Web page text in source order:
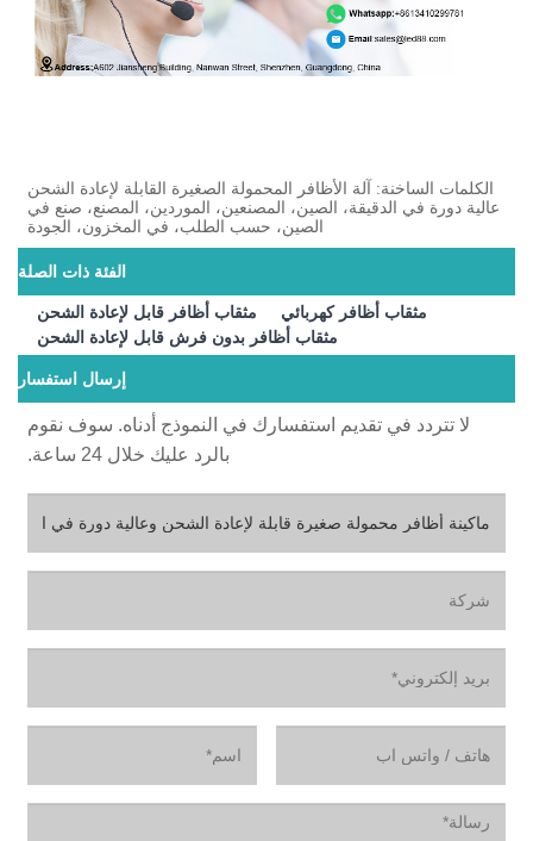
الكلمات الساخنة: آلة الأظافر المحمولة الصغيرة القابلة لإعادة الشحن
عالية دورة في الدقيقة، الصين، المصنعين، الموردين، المصنع، صنع في
الصين، حسب الطلب، في المخزون، الجودة
الفئة ذات الصلة
مثقاب أظافر قابل لإعادة الشحن
مثقاب أظافر كهربائي
مثقاب أظافر بدون فرش قابل لإعادة الشحن
إرسال استفسار
لا تتردد في تقديم استفسارك في النموذج أدناه. سوف نقوم
بالرد عليك خلال 24 ساعة.